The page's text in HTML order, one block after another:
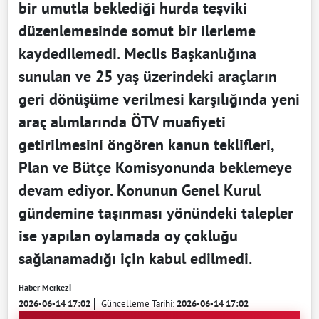
bir umutla beklediği hurda teşviki
düzenlemesinde somut bir ilerleme
kaydedilemedi. Meclis Başkanlığına
sunulan ve 25 yaş üzerindeki araçların
geri dönüşüme verilmesi karşılığında yeni
araç alımlarında ÖTV muafiyeti
getirilmesini öngören kanun teklifleri,
Plan ve Bütçe Komisyonunda beklemeye
devam ediyor. Konunun Genel Kurul
gündemine taşınması yönündeki talepler
ise yapılan oylamada oy çokluğu
sağlanamadığı için kabul edilmedi.
Haber Merkezi
2026-06-14 17:02 Güncelleme Tarihi:2026-06-14 17:02